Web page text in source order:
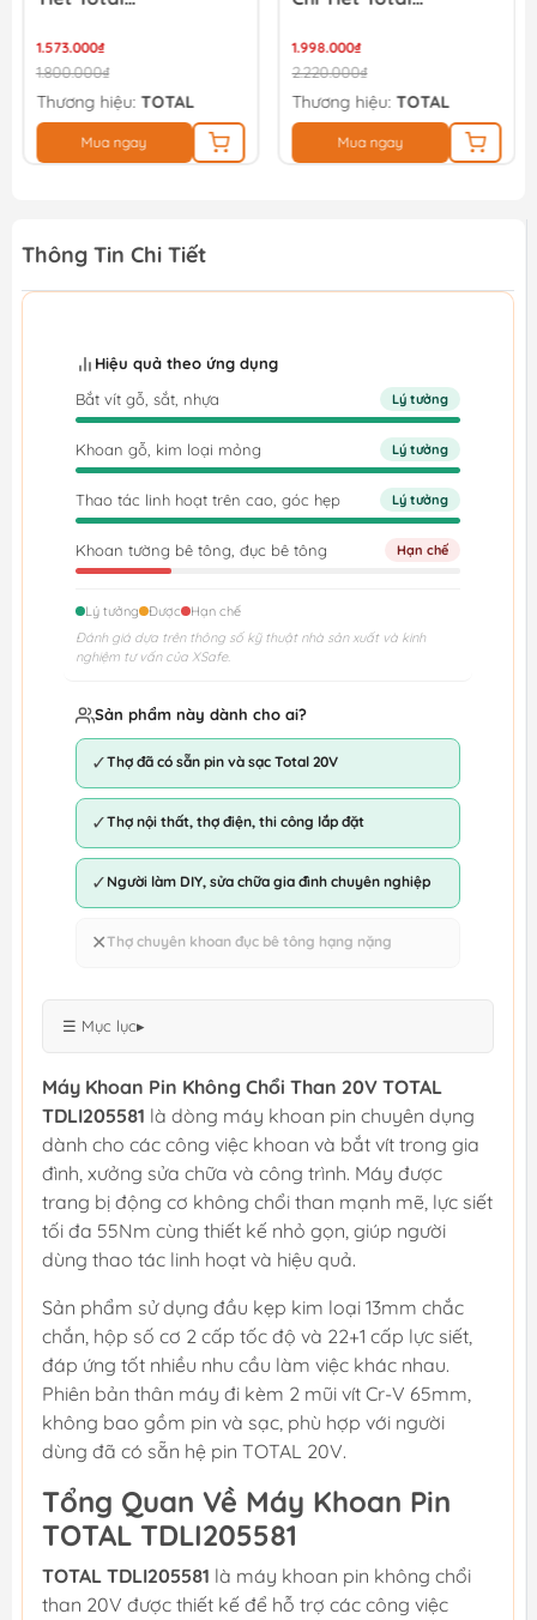
TOTAL
THKTHP41667
Thương hiệu: TOTAL
Mua ngay
Thương hiệu:
Mua
Thông Tin Chi Tiết
Hiệu quả theo ứng dụng
Bắt vít gỗ, sắt, nhựa
Lý tưởng
Khoan gỗ, kim loại mỏng Lý tưởng
Thao tác linh hoạt trên cao, góc hẹp Lý tưởng
Khoan tường bê tông, đục bê tông Hạn chế
Lý tưởng Được
Hạn chế
Đánh giá dựa trên thông số kỹ thuật nhà sản xuất và kinh
nghiệm tư vấn của XSafe.
Sản phẩm này dành cho ai?
✓Thợ đã có sẵn pin và sạc Total 20V
✓Thợ nội thất, thợ điện, thi công lắp đặt
✓ Người làm DIY, sửa chữa gia đình chuyên nghiệp
✕Thợ chuyên khoan đục bê tông hạng nặng
☰ Mục lục▸
Máy Khoan Pin Không Chổi Than 20V TOTAL
TDLI205581 là dòng máy khoan pin chuyên dụng
dành cho các công việc khoan và bắt vít trong gia
đình, xưởng sửa chữa và công trình. Máy được
trang bị động cơ không chổi than mạnh mẽ, lực siết
tối đa 55Nm cùng thiết kế nhỏ gọn, giúp người
dùng thao tác linh hoạt và hiệu quả.
Sản phẩm sử dụng đầu kẹp kim loại 13mm chắc
chắn, hộp số cơ 2 cấp tốc độ và 22+1 cấp lực siết,
đáp ứng tốt nhiều nhu cầu làm việc khác nhau.
Phiên bản thân máy đi kèm 2 mũi vít Cr-V 65mm,
không bao gồm pin và sạc, phù hợp với người
dùng đã có sẵn hệ pin TOTAL 20V.
Tổng Quan Về Máy Khoan Pin
TOTAL TDLI205581
TOTAL TDLI205581 là máy khoan pin không chổi
than 20V được thiết kế để hỗ trợ các công việc